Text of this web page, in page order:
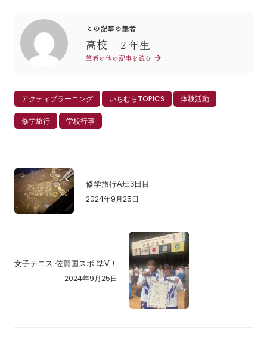
この記事の筆者
高校 ２年生
筆者の他の記事を読む
アクティブラーニング いちむらTOPICS 体験活動
修学旅行 学校行事
修学旅行A班3日目
2024年9月25日
女子テニス 佐賀国スポ 準V！
2024年9月25日